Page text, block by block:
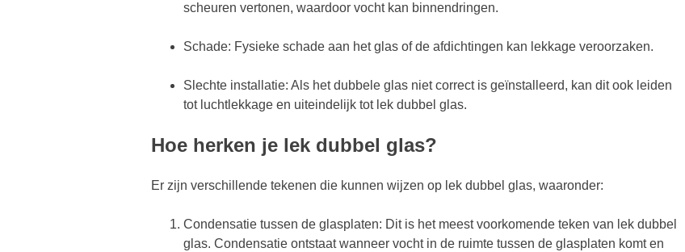
scheuren vertonen, waardoor vocht kan binnendringen.
Schade: Fysieke schade aan het glas of de afdichtingen kan lekkage veroorzaken.
Slechte installatie: Als het dubbele glas niet correct is geïnstalleerd, kan dit ook leiden
tot luchtlekkage en uiteindelijk tot lek dubbel glas.
Hoe herken je lek dubbel glas?
Er zijn verschillende tekenen die kunnen wijzen op lek dubbel glas, waaronder:
Condensatie tussen de glasplaten: Dit is het meest voorkomende teken van lek dubbel
glas. Condensatie ontstaat wanneer vocht in de ruimte tussen de glasplaten komt en